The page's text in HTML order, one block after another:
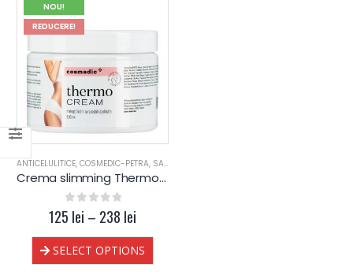
NOU!
REDUCERE!
ANTICELULITICE, COSMEDIC-PETRA, SALOANE
Crema slimming Thermo – CosMedic
0 out of 5
125 lei – 238 lei
SELECT OPTIONS